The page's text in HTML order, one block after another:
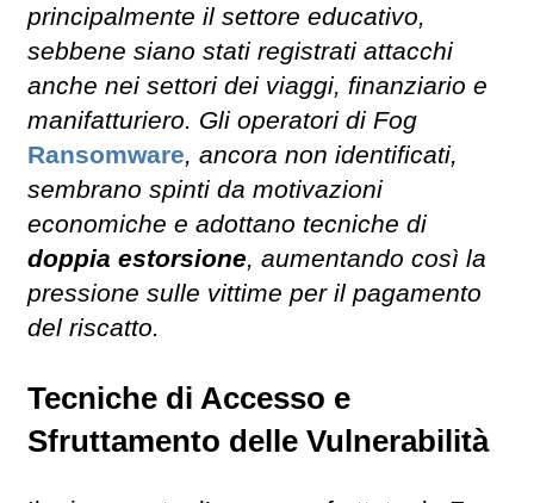
principalmente il settore educativo,
sebbene siano stati registrati attacchi
anche nei settori dei viaggi, finanziario e
manifatturiero. Gli operatori di Fog
Ransomware, ancora non identificati,
sembrano spinti da motivazioni
economiche e adottano tecniche di
doppia estorsione, aumentando così la
pressione sulle vittime per il pagamento
del riscatto.
Tecniche di Accesso e
Sfruttamento delle Vulnerabilità